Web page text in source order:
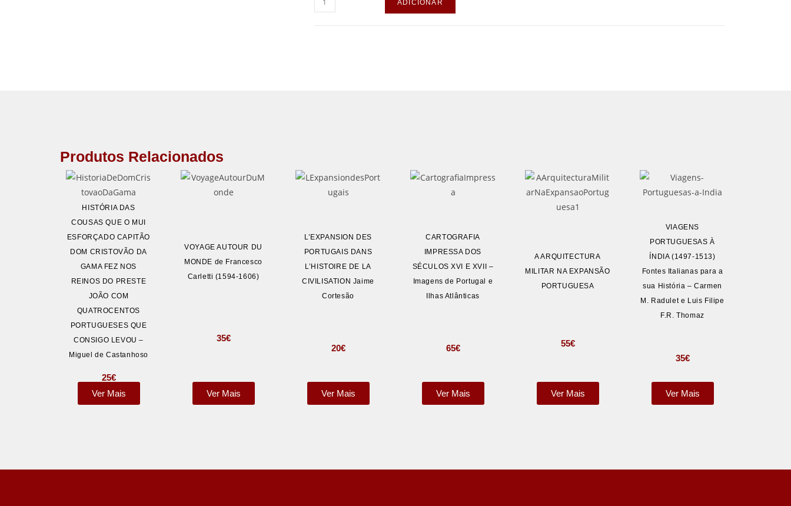
ADICIONAR
Produtos Relacionados
HISTÓRIA DAS
COUSAS QUE O MUI
ESFORÇADO CAPITÃO
DOM CRISTOVÃO DA
GAMA FEZ NOS
REINOS DO PRESTE
JOÃO COM
QUATROCENTOS
PORTUGUESES QUE
CONSIGO LEVOU –
Miguel de Castanhoso
25€
Ver Mais
VOYAGE AUTOUR DU
MONDE de Francesco
Carletti (1594-1606)
35€
Ver Mais
L’EXPANSION DES
PORTUGAIS DANS
L’HISTOIRE DE LA
CIVILISATION Jaime
Cortesão
20€
Ver Mais
CARTOGRAFIA
IMPRESSA DOS
SÉCULOS XVI E XVII –
Imagens de Portugal e
Ilhas Atlânticas
65€
Ver Mais
A ARQUITECTURA
MILITAR NA EXPANSÃO
PORTUGUESA
55€
Ver Mais
VIAGENS
PORTUGUESAS À
ÍNDIA (1497-1513)
Fontes Italianas para a
sua História – Carmen
M. Radulet e Luis Filipe
F.R. Thomaz
35€
Ver Mais